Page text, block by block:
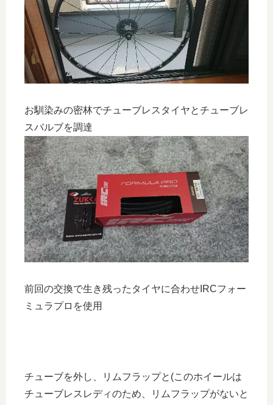
お馴染みの密林でチューブレスタイヤとチューブレ
スバルブを調達
前回の交換で生き残ったタイヤに合わせIRCフォー
ミュラプロを使用
チューブを外し、リムフラップと(このホイールは
チューブレスレディのため、リムフラップがないと